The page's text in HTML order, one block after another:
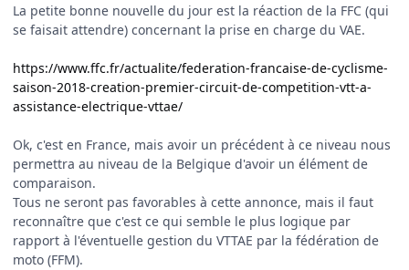
La petite bonne nouvelle du jour est la réaction de la FFC (qui
se faisait attendre) concernant la prise en charge du VAE.
https://www.ffc.fr/actualite/federation-francaise-de-cyclisme-
saison-2018-creation-premier-circuit-de-competition-vtt-a-
assistance-electrique-vttae/
Ok, c'est en France, mais avoir un précédent à ce niveau nous
permettra au niveau de la Belgique d'avoir un élément de
comparaison.
Tous ne seront pas favorables à cette annonce, mais il faut
reconnaître que c'est ce qui semble le plus logique par
rapport à l'éventuelle gestion du VTTAE par la fédération de
moto (FFM).